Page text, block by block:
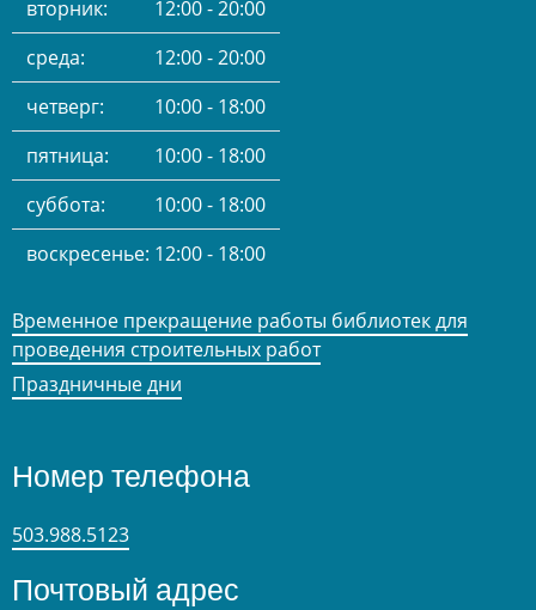
вторник:
12:00 - 20:00
среда:
12:00 - 20:00
четверг:
10:00 - 18:00
пятница:
10:00 - 18:00
суббота:
10:00 - 18:00
воскресенье: 12:00 - 18:00
Временное прекращение работы библиотек для
проведения строительных работ
Праздничные дни
Номер телефона
503.988.5123
Почтовый адрес